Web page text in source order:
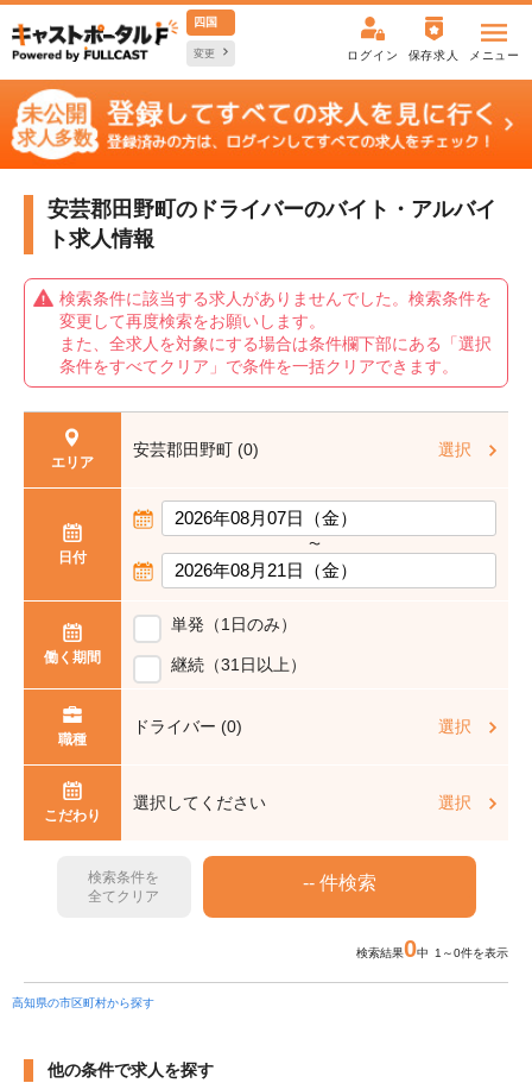
四国
変更 ログイン 保存求人 メニュー
安芸郡田野町のドライバーのバイト・アルバイ
ト求人情報
検索条件に該当する求人がありませんでした。検索条件を
変更して再度検索をお願いします。
また、全求人を対象にする場合は条件欄下部にある「選択
条件をすべてクリア」で条件を一括クリアできます。
エリア
安芸郡田野町 (0) 選択
日付
〜
働く期間
単発（1日のみ）
継続（31日以上）
職種
ドライバー (0) 選択
こだわり
選択してください 選択
検索条件を
全てクリア
検索結果0中 1～0件を表示
高知県の市区町村から探す
他の条件で求人を探す